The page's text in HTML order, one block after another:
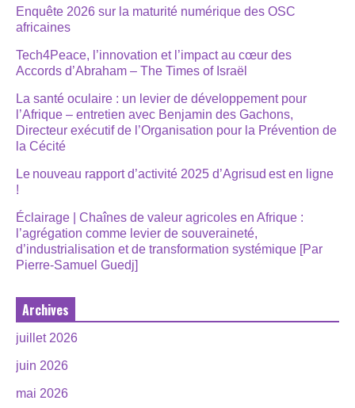
Enquête 2026 sur la maturité numérique des OSC
africaines
Tech4Peace, l’innovation et l’impact au cœur des
Accords d’Abraham – The Times of Israël
La santé oculaire : un levier de développement pour
l’Afrique – entretien avec Benjamin des Gachons,
Directeur exécutif de l’Organisation pour la Prévention de
la Cécité
Le nouveau rapport d’activité 2025 d’Agrisud est en ligne
!
Éclairage | Chaînes de valeur agricoles en Afrique :
l’agrégation comme levier de souveraineté,
d’industrialisation et de transformation systémique [Par
Pierre-Samuel Guedj]
Archives
juillet 2026
juin 2026
mai 2026